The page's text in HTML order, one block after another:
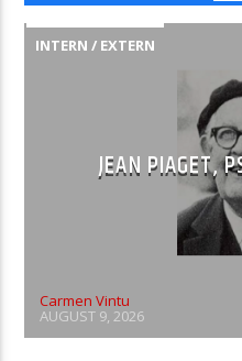
INTERN / EXTERN
JEAN PIAGET,
Carmen Vintu
AUGUST 9, 2026